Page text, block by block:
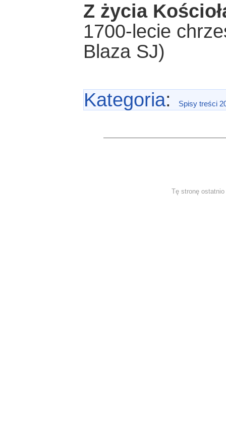
Z życia
1700-lecie
Blaza SJ)
Kategoria: Spisy treści
Tę stronę